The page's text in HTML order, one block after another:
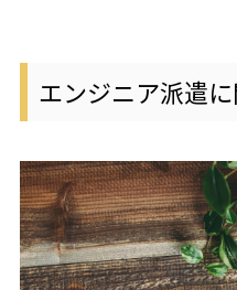
エンジニア派遣